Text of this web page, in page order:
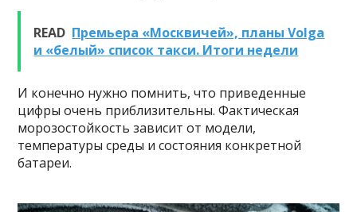
READ Премьера «Москвичей», планы Volga
и «белый» список такси. Итоги недели
И конечно нужно помнить, что приведенные
цифры очень приблизительны. Фактическая
морозостойкость зависит от модели,
температуры среды и состояния конкретной
батареи.